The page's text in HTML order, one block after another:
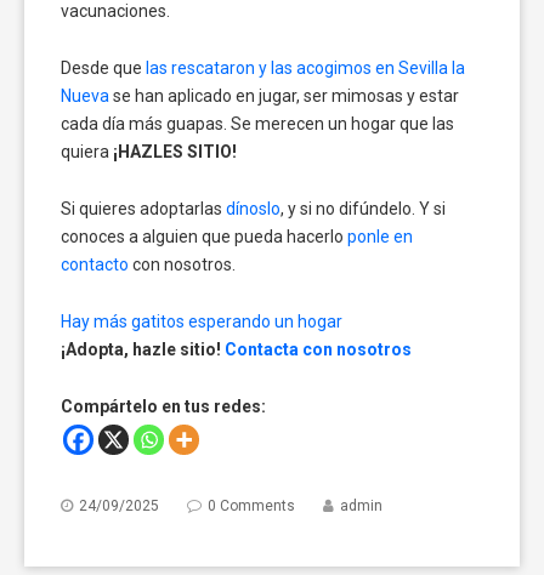
vacunaciones.
Desde que las rescataron y las acogimos en Sevilla la
Nuevase han aplicado en jugar, ser mimosas y estar
cada día más guapas. Se merecen un hogar que las
quiera ¡HAZLES SITIO!
Si quieres adoptarlas dínoslo, y si no difúndelo. Y si
conoces a alguien que pueda hacerlo ponle en
contacto con nosotros.
Hay más gatitos esperando un hogar
¡Adopta, hazle sitio! Contacta con nosotros
Compártelo en tus redes:
24/09/2025 0 Comments admin